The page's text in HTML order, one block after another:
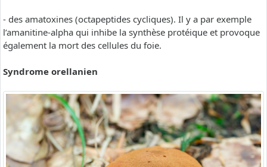
- des amatoxines (octapeptides cycliques). Il y a par exemple
l’amanitine-alpha qui inhibe la synthèse protéique et provoque
également la mort des cellules du foie.
Syndrome orellanien